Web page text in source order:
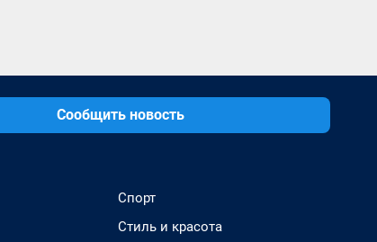
Сообщить новость
Спорт
Стиль и красота